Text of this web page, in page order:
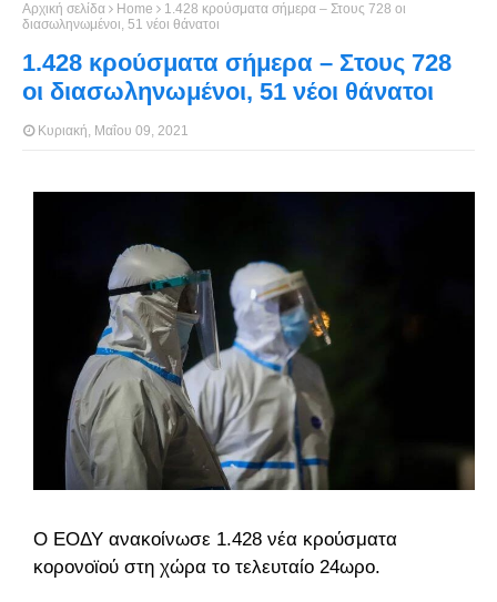
Αρχική σελίδα Home
1.428 κρούσματα σήμερα – Στους 728 οι
διασωληνωμένοι, 51 νέοι θάνατοι
1.428 κρούσματα σήμερα – Στους 728
οι διασωληνωμένοι, 51 νέοι θάνατοι
Κυριακή, Μαΐου 09, 2021
Ο ΕΟΔΥ ανακοίνωσε 1.428 νέα κρούσματα
κορονοϊού στη χώρα το τελευταίο 24ωρο.